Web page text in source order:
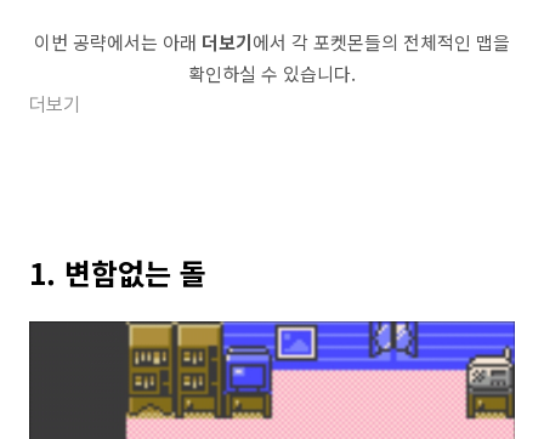
이번 공략에서는 아래 더보기에서 각 포켓몬들의 전체적인 맵을
확인하실 수 있습니다.
더보기
1. 변함없는 돌